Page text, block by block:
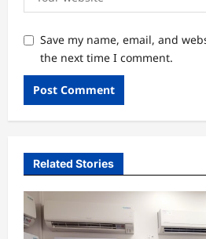
Save my name, email, and
the next time I comment.
Related Stories